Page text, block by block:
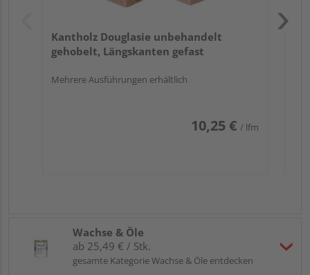
Kantholz Douglasie unbehandelt
gehobelt, Längskanten gefast
Mehrere Ausführungen erhältlich
10,25 € / lfm
Wachse & Öle
ab 25,49 € / Stk.
gesamte Kategorie Wachse & Öle entdecken